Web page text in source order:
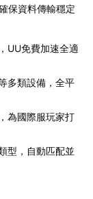
保資料傳輸穩定
UU免費加速全適
多類設備，全平
為國際服玩家打
型，自動匹配並